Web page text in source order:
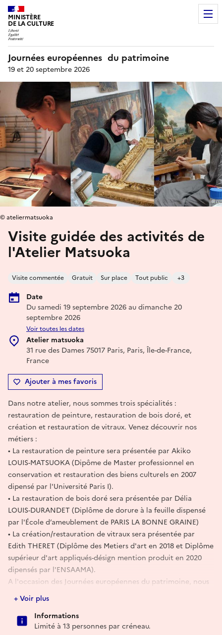
MINISTÈRE
DE LA CULTURE
Journées européennes du patrimoine
19 et 20 septembre 2026
Visite guidée des activités de
l'Atelier Matsuoka
Visite commentée Gratuit Sur place Tout public +3
Date
Du samedi 19 septembre 2026 au dimanche 20
septembre 2026
Voir toutes les dates
Atelier matsuoka
31 rue des Dames 75017 Paris, Paris, Île-de-France,
France
Ajouter à mes favoris
© ateliermatsuoka
Dans notre atelier, nous sommes trois spécialités :
restauration de peinture, restauration de bois doré, et
création et restauration de vitraux. Venez découvrir nos
métiers :
•⁠ ⁠La restauration de peinture sera présentée par Akiko
LOUIS-MATSUOKA (Dipôme de Master professionnel en
conservation et restauration des biens culturels en 2007
dipensé par l'Université Paris I).
•⁠ ⁠La restauration de bois doré sera présentée par Délia
LOUIS-DURANDET (Diplôme de dorure à la feuille dispensé
par l'École d’ameublement de PARIS LA BONNE GRAINE)
•⁠ ⁠La création/restauration de vitraux sera présentée par
Edith THERET (Diplôme des Metiers d'art en 2018 et Diplôme
supérieur d'art appliqués-désign mention produit en 2020
dipensés par l'ENSAAMA).
A l'occasion des Journées européennes du patrimoine, nous
vous expliquerons nos métiers lors des portes ouvertes, en 4
créneaux, le samedi 19 septembre 2026 : 9h30-10h30, 11h30-
12h30, 14h-15h et 16h-17h,
et en 3 créneaux le dimanche 20 septembre 2026 : 9h30-
+ Voir plus
Informations
Limité à 13 personnes par créneau.